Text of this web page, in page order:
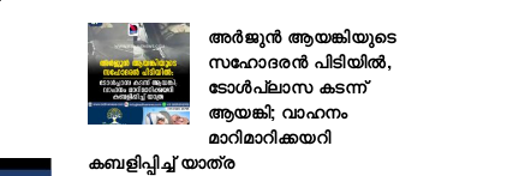
അർജുൻ ആയങ്കിയുടെ
സഹോദരൻ പിടിയിൽ,
ടോൾപ്ലാസ കടന്ന്
ആയങ്കി; വാഹനം
മാറിമാറിക്കയറി
കബളിപ്പിച്ച് യാത്ര